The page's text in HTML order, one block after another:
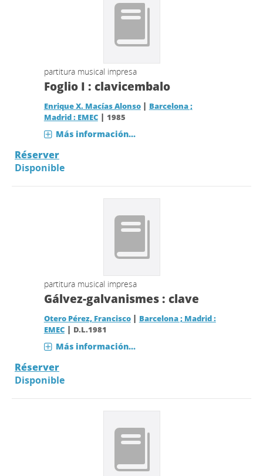
partitura musical impresa
Foglio I : clavicembalo
Enrique X. Macías Alonso | Barcelona ;
Madrid : EMEC| 1985
Más información...
Réserver
Disponible
partitura musical impresa
Gálvez-galvanismes : clave
Otero Pérez, Francisco | Barcelona ; Madrid :
EMEC| D.L.1981
Más información...
Réserver
Disponible